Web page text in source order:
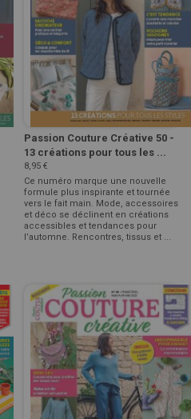
Passion Couture Créative 50 -
13 créations pour tous les ...
8,95 €
Ce numéro marque une nouvelle
formule plus inspirante et tournée
vers le fait main. Mode, accessoires
et déco se déclinent en créations
accessibles et tendances pour
l’automne. Rencontres, tissus et ...